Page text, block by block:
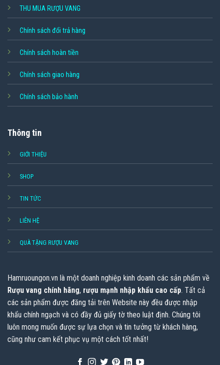
THU MUA RƯỢU VANG
Chính sách đổi trả hàng
Chính sách hoàn tiền
Chính sách giao hàng
Chính sách bảo hành
Thông tin
GIỚI THIỆU
SHOP
TIN TỨC
LIÊN HỆ
QUÀ TẶNG RƯỢU VANG
Hamruoungon.vn là một doanh nghiệp kinh doanh các sản phẩm về
Rượu vang chính hãng, rượu mạnh nhập khẩu cao cấp. Tất cả
các sản phẩm được đăng tải trên Website này đều được nhập
khẩu chính ngạch và có đầy đủ giấy tờ theo luật định. Chúng tôi
luôn mong muốn được sự lựa chọn và tin tưởng từ khách hàng,
cũng như cam kết phục vụ một cách tốt nhất!